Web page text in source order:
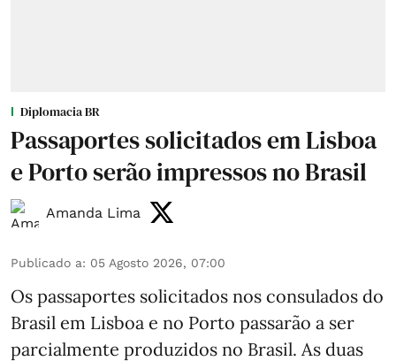
Diplomacia BR
Passaportes solicitados em Lisboa
e Porto serão impressos no Brasil
Amanda Lima
Publicado a: 05 Agosto 2026, 07:00
Os passaportes solicitados nos consulados do
Brasil em Lisboa e no Porto passarão a ser
parcialmente produzidos no Brasil. As duas